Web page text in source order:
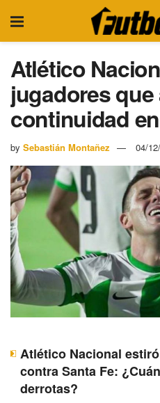
Atlético
jugadores
continuidad
by Sebastián Montañez 04/
Atlético Nacional
contra Santa Fe:
derrotas?